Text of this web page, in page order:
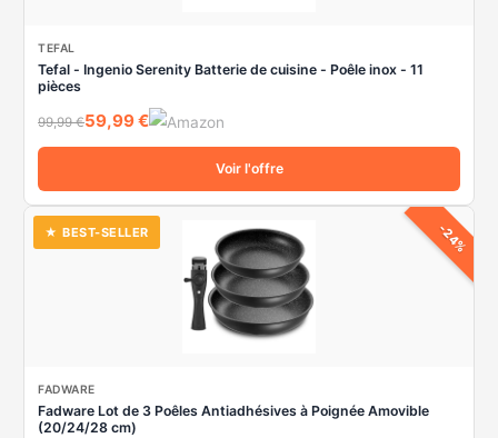
TEFAL
Tefal - Ingenio Serenity Batterie de cuisine - Poêle inox - 11
pièces
99,99 €59,99 €
Voir l'offre
-24%
★ BEST-SELLER
FADWARE
Fadware Lot de 3 Poêles Antiadhésives à Poignée Amovible
(20/24/28 cm)